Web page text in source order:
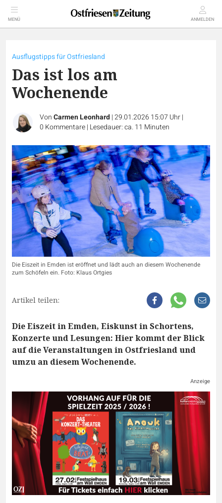
MENÜ ANMELDEN
Ausflugstipps für Ostfriesland
Das ist los am
Wochenende
VonCarmen Leonhard|29.01.2026 15:07 Uhr|
0 Kommentare| Lesedauer: ca. 11 Minuten
Die Eiszeit in Emden ist eröffnet und lädt auch an diesem Wochenende
zum Schöfeln ein. Foto: Klaus Ortgies
Artikel teilen:
Die Eiszeit in Emden, Eiskunst in Schortens,
Konzerte und Lesungen: Hier kommt der Blick
auf die Veranstaltungen in Ostfriesland und
umzu an diesem Wochenende.
Anzeige